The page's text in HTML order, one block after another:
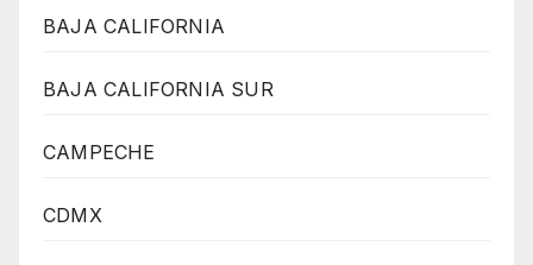
BAJA CALIFORNIA
BAJA CALIFORNIA SUR
CAMPECHE
CDMX